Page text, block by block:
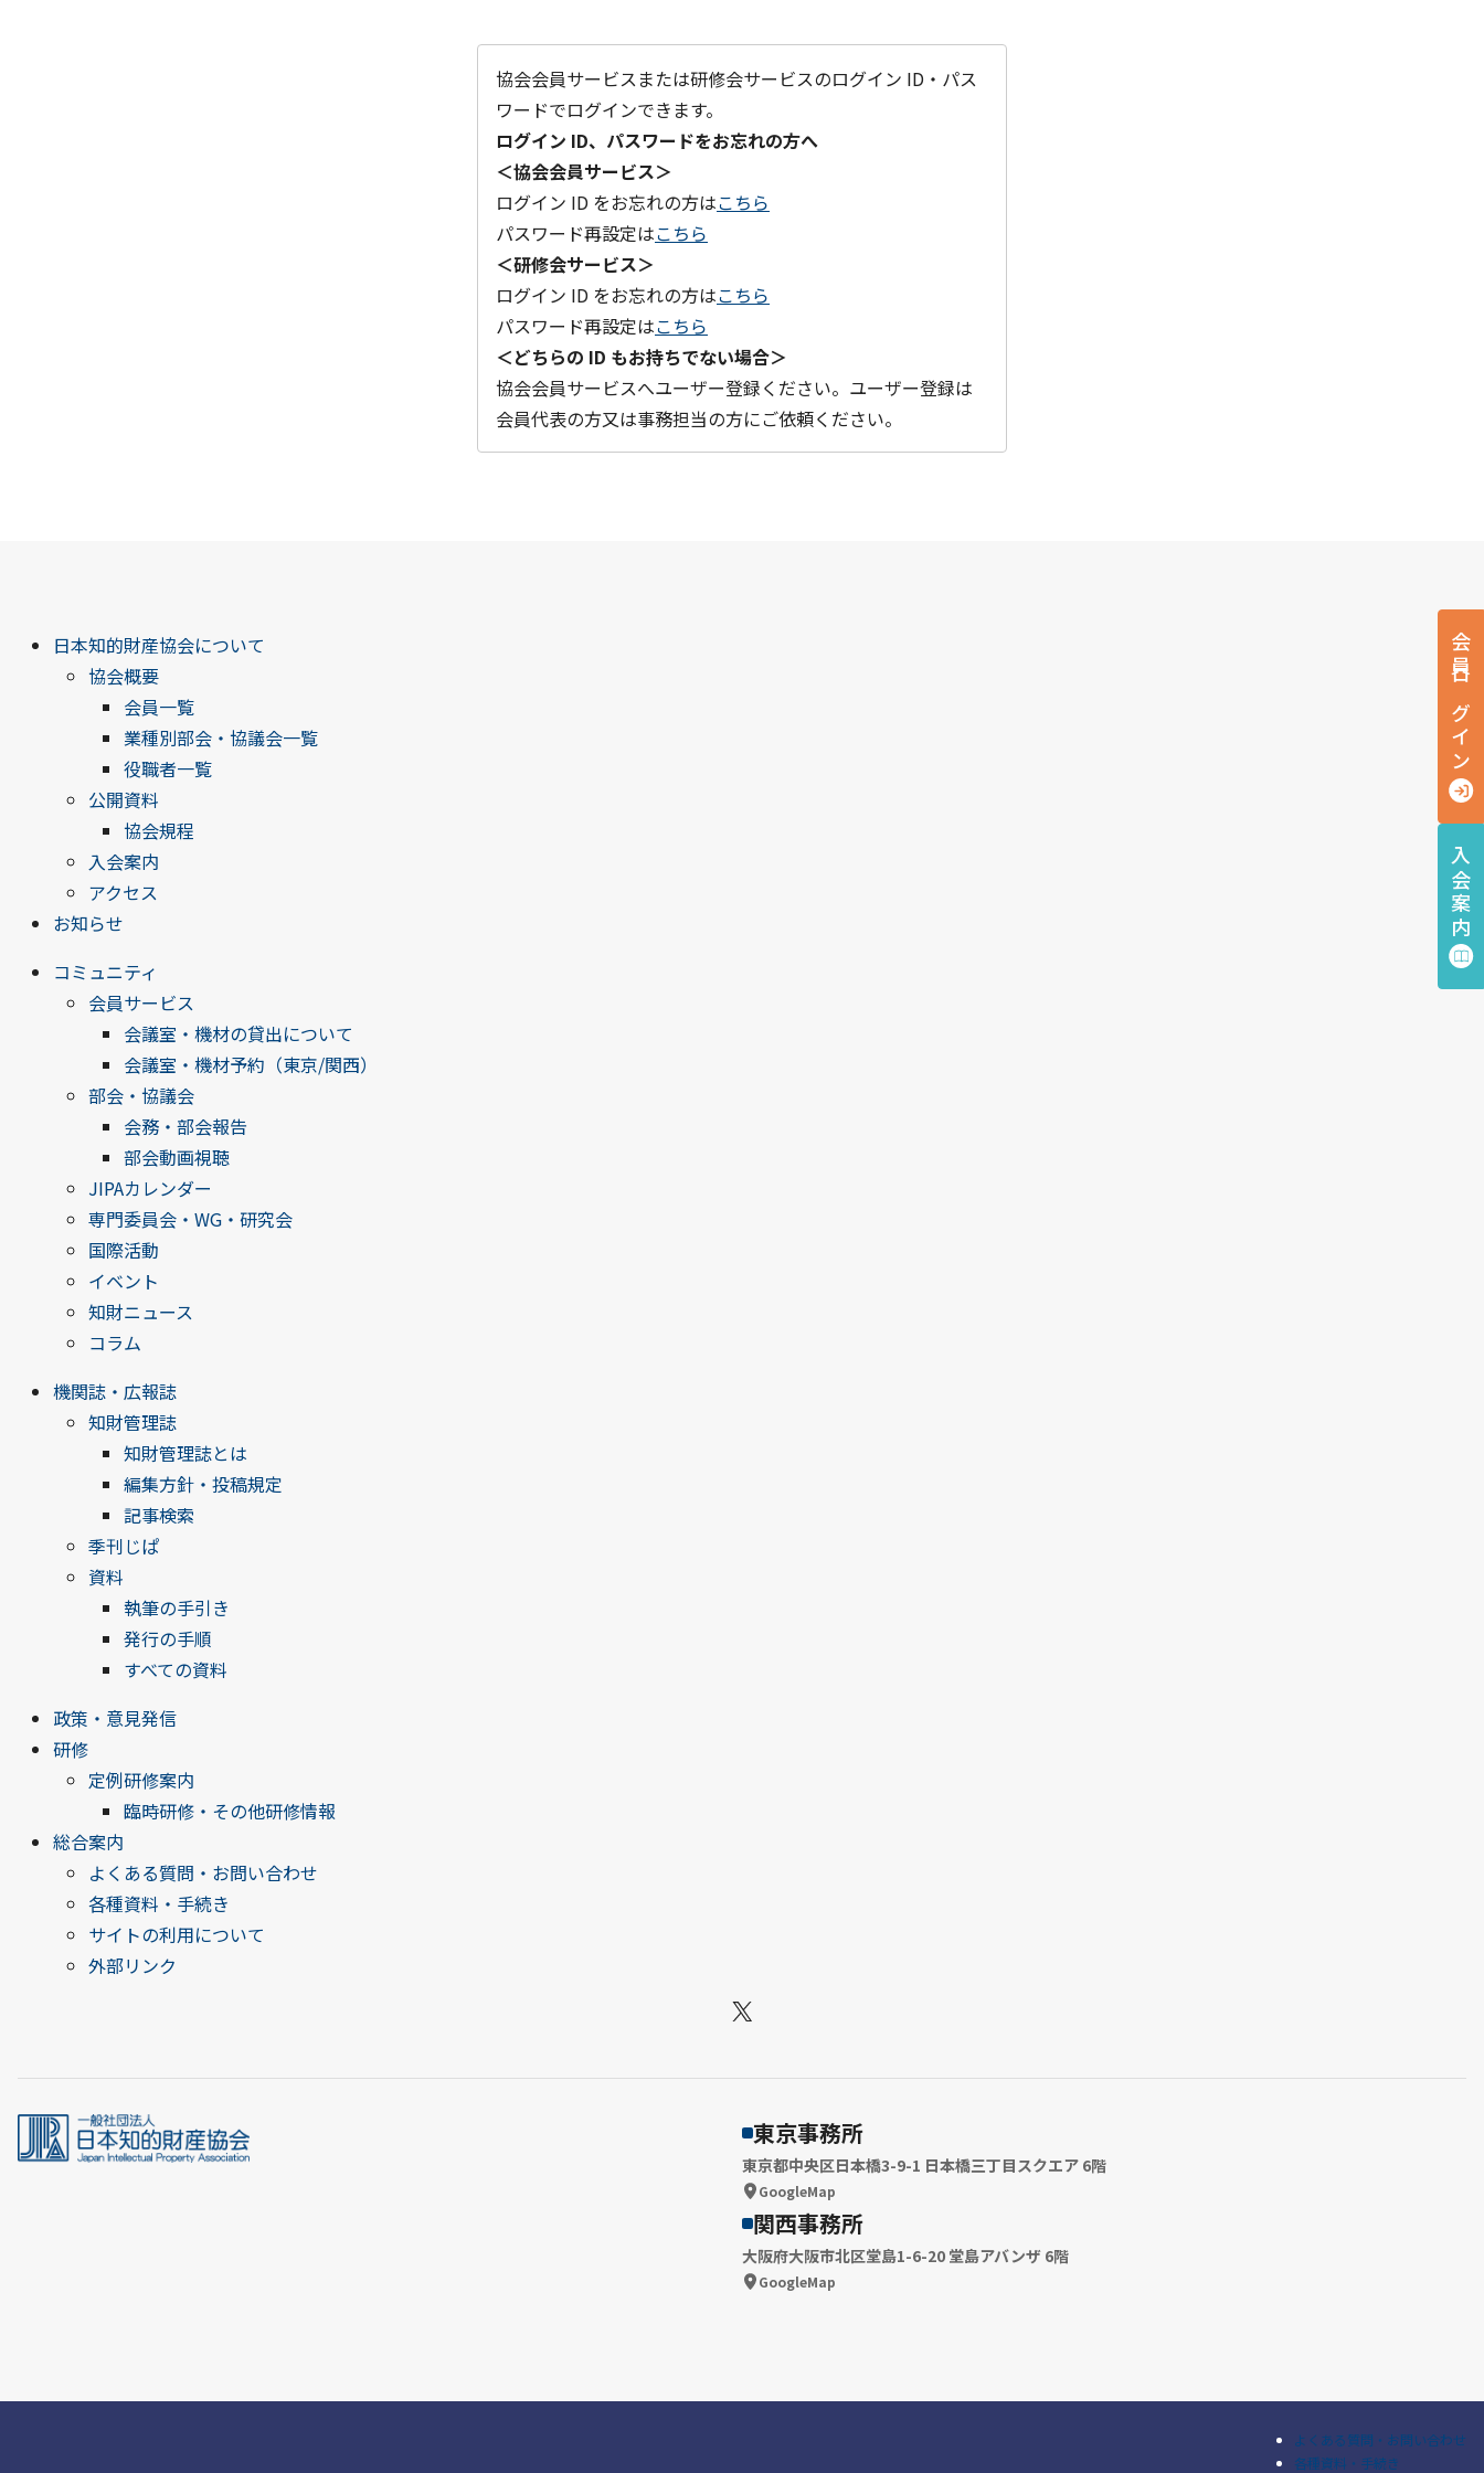
協会会員サービスまたは研修会サービスのログイン ID・パス
ワードでログインできます。
ログイン ID、パスワードをお忘れの方へ
＜協会会員サービス＞
ログイン ID をお忘れの方はこちら
パスワード再設定はこちら
＜研修会サービス＞
ログイン ID をお忘れの方はこちら
パスワード再設定はこちら
＜どちらの ID もお持ちでない場合＞
協会会員サービスへユーザー登録ください。ユーザー登録は
会員代表の方又は事務担当の方にご依頼ください。
会員ログイン
入会案内
日本知的財産協会について
協会概要
会員一覧
業種別部会・協議会一覧
役職者一覧
公開資料
協会規程
入会案内
アクセス
お知らせ
コミュニティ
会員サービス
会議室・機材の貸出について
会議室・機材予約（東京/関西）
部会・協議会
会務・部会報告
部会動画視聴
JIPAカレンダー
専門委員会・WG・研究会
国際活動
イベント
知財ニュース
コラム
機関誌・広報誌
知財管理誌
知財管理誌とは
編集方針・投稿規定
記事検索
季刊じぱ
資料
執筆の手引き
発行の手順
すべての資料
政策・意見発信
研修
定例研修案内
臨時研修・その他研修情報
総合案内
よくある質問・お問い合わせ
各種資料・手続き
サイトの利用について
外部リンク
X
東京事務所
東京都中央区日本橋3-9-1 日本橋三丁目スクエア 6階
GoogleMap
関西事務所
大阪府大阪市北区堂島1-6-20 堂島アバンザ 6階
GoogleMap
よくある質問・お問い合わせ
各種資料・手続き